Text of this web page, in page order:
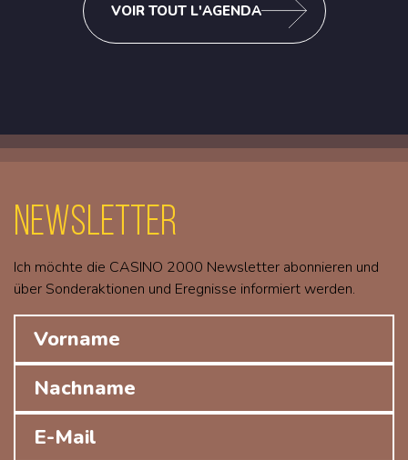
VOIR TOUT L'AGENDA
Newsletter
Ich möchte die CASINO 2000 Newsletter abonnieren und
über Sonderaktionen und Eregnisse informiert werden.